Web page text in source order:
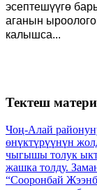
эсептешүүгө
аганын
калышса...
Тектеш
Чоң-Алай
өнүктүрүүнүн
чыгышы толук
жашка толду.
“Сооронбай